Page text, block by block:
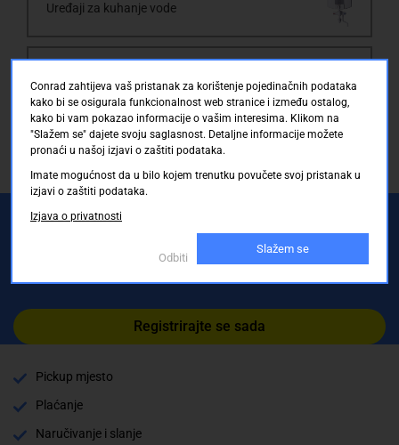
Uređaji za kuhanje vode
ekskluzivne promocije, najnovije vijesti i
ponude.
Registrirajte se sada
Pickup mjesto
Plaćanje
Naručivanje i slanje
Conrad zahtijeva vaš pristanak za korištenje pojedinačnih podataka
kako bi se osigurala funkcionalnost web stranice i između ostalog,
kako bi vam pokazao informacije o vašim interesima. Klikom na
"Slažem se" dajete svoju saglasnost. Detaljne informacije možete
pronaći u našoj izjavi o zaštiti podataka.
Imate mogućnost da u bilo kojem trenutku povučete svoj pristanak u
izjavi o zaštiti podataka.
Izjava o privatnosti
Odbiti
Slažem se